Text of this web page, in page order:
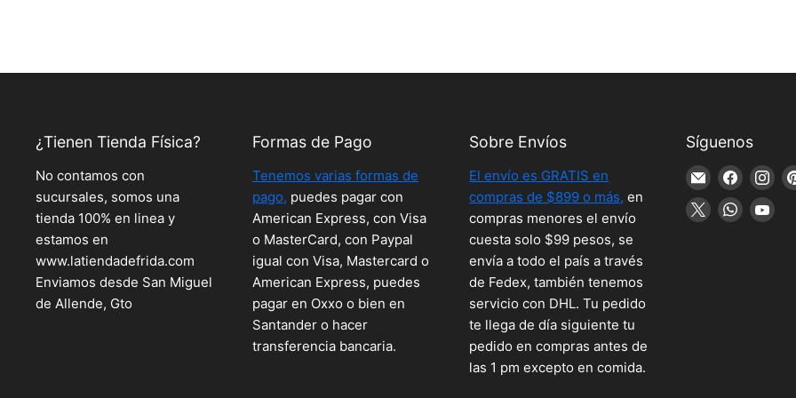
¿Tienen Tienda Física?
No contamos con
sucursales, somos una
tienda 100% en linea y
estamos en
www.latiendadefrida.com
Enviamos desde San Miguel
de Allende, Gto
Formas de Pago
Tenemos varias formas de
pago, puedes pagar con
American Express, con Visa
o MasterCard, con Paypal
igual con Visa, Mastercard o
American Express, puedes
pagar en Oxxo o bien en
Santander o hacer
transferencia bancaria.
Sobre Envíos
El envío es GRATIS en
compras de $899 o más, en
compras menores el envío
cuesta solo $99 pesos, se
envía a todo el país a través
de Fedex, también tenemos
servicio con DHL. Tu pedido
te llega de día siguiente tu
pedido en compras antes de
las 1 pm excepto en comida.
Síguenos
en
Correo
en
Facebook
Encuéntrenos